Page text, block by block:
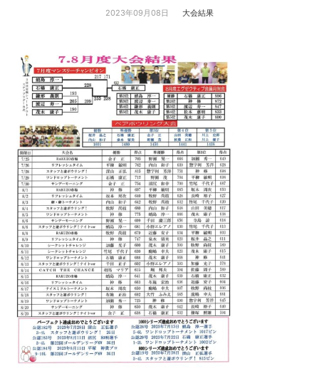
2023年09月08日 大会結果